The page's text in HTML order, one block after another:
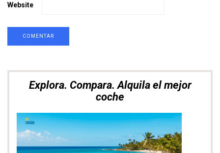
Website
Las mejores ofertas de vuelos con
SkyScanner